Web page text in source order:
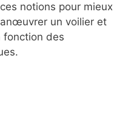
notions pour mieux
un voilier et
fonction des